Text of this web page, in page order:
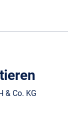
& Co. KG